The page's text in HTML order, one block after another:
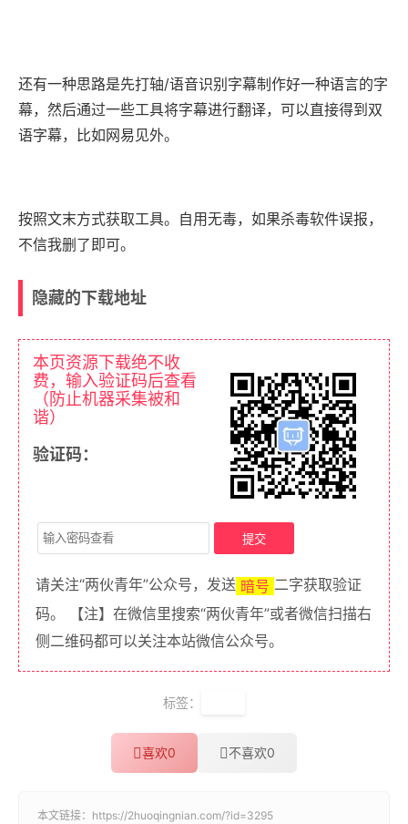
还有一种思路是先打轴/语音识别字幕制作好一种语言的字
幕，然后通过一些工具将字幕进行翻译，可以直接得到双
语字幕，比如网易见外。
按照文末方式获取工具。自用无毒，如果杀毒软件误报，
不信我删了即可。
隐藏的下载地址
本页资源下载绝不收
费，输入验证码后查看
（防止机器采集被和
谐）
验证码：
请关注“两伙青年”公众号，发送 暗号 二字获取验证
码。 【注】在微信里搜索“两伙青年”或者微信扫描右
侧二维码都可以关注本站微信公众号。
标签：
喜欢0 不喜欢0
本文链接： https://2huoqingnian.com/?id=3295